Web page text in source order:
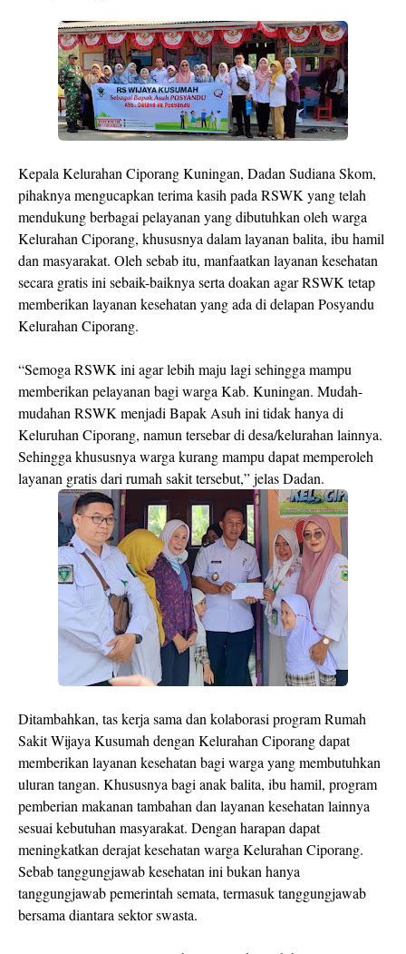
Kepala Kelurahan Ciporang Kuningan, Dadan Sudiana Skom,
pihaknya mengucapkan terima kasih pada RSWK yang telah
mendukung berbagai pelayanan yang dibutuhkan oleh warga
Kelurahan Ciporang, khususnya dalam layanan balita, ibu hamil
dan masyarakat. Oleh sebab itu, manfaatkan layanan kesehatan
secara gratis ini sebaik-baiknya serta doakan agar RSWK tetap
memberikan layanan kesehatan yang ada di delapan Posyandu
Kelurahan Ciporang.
“Semoga RSWK ini agar lebih maju lagi sehingga mampu
memberikan pelayanan bagi warga Kab. Kuningan. Mudah-
mudahan RSWK menjadi Bapak Asuh ini tidak hanya di
Keluruhan Ciporang, namun tersebar di desa/kelurahan lainnya.
Sehingga khususnya warga kurang mampu dapat memperoleh
layanan gratis dari rumah sakit tersebut,” jelas Dadan.
Ditambahkan, tas kerja sama dan kolaborasi program Rumah
Sakit Wijaya Kusumah dengan Kelurahan Ciporang dapat
memberikan layanan kesehatan bagi warga yang membutuhkan
uluran tangan. Khususnya bagi anak balita, ibu hamil, program
pemberian makanan tambahan dan layanan kesehatan lainnya
sesuai kebutuhan masyarakat. Dengan harapan dapat
meningkatkan derajat kesehatan warga Kelurahan Ciporang.
Sebab tanggungjawab kesehatan ini bukan hanya
tanggungjawab pemerintah semata, termasuk tanggungjawab
bersama diantara sektor swasta.